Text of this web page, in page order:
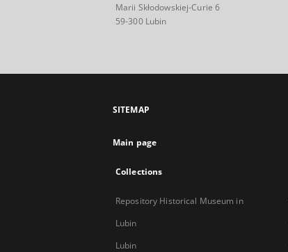
Marii Skłodowskiej-Curie 6
59-300 Lubin
SITEMAP
Main page
Collections
Repository Historical Museum in
Lubin
Lubin